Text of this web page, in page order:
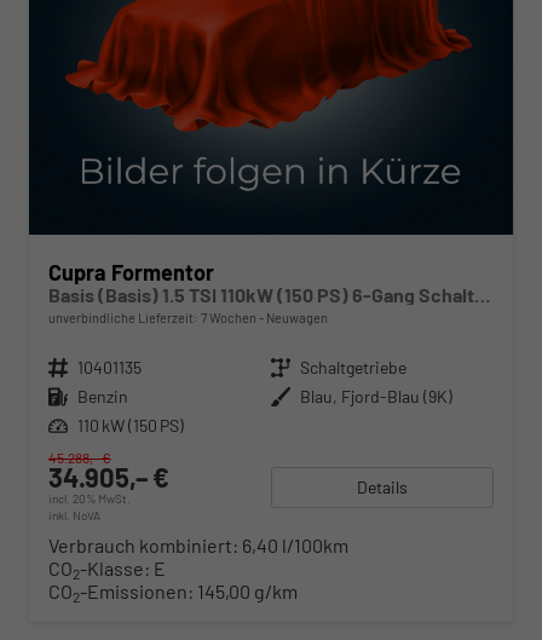
Cupra Formentor
Basis (Basis) 1.5 TSI 110kW (150 PS) 6-Gang Schaltgetriebe
unverbindliche Lieferzeit: 7 Wochen Neuwagen
Fahrzeugnr. 10401135 Getriebe Schaltgetriebe
Kraftstoff Benzin Außenfarbe Blau, Fjord-Blau (9K)
Leistung 110 kW (150 PS)
34.905,– €
incl. 20% MwSt.
inkl. NoVA
45.288,– €
Details
Verbrauch kombiniert: 6,40 l/100km
CO2-Klasse: E
CO2-Emissionen: 145,00 g/km